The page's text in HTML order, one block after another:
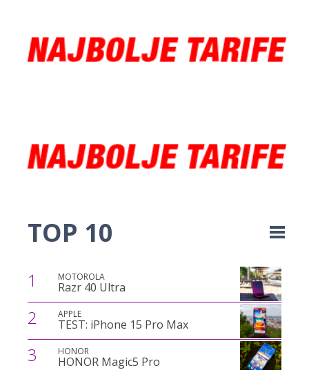
TOP 10
1 MOTOROLA
Razr 40 Ultra
2 APPLE
TEST: iPhone 15 Pro Max
3 HONOR
HONOR Magic5 Pro